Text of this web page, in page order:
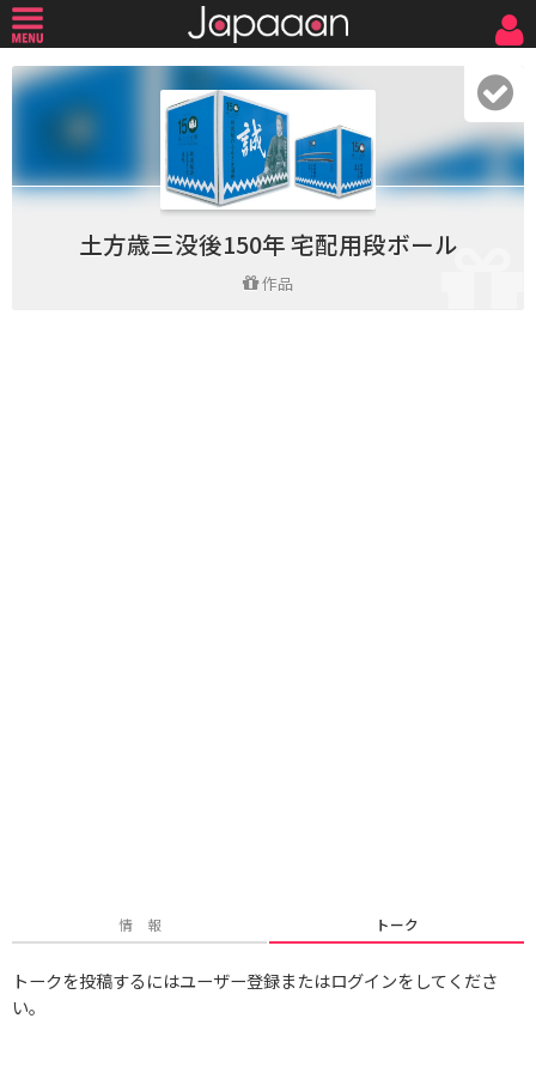
土方歳三没後150年 宅配用段ボール
作品
情 報 トーク
トークを投稿するにはユーザー登録またはログインをしてくださ
い。